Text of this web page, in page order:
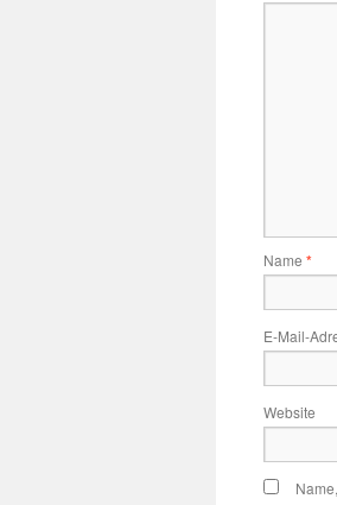
Name *
E-Mail-
Website